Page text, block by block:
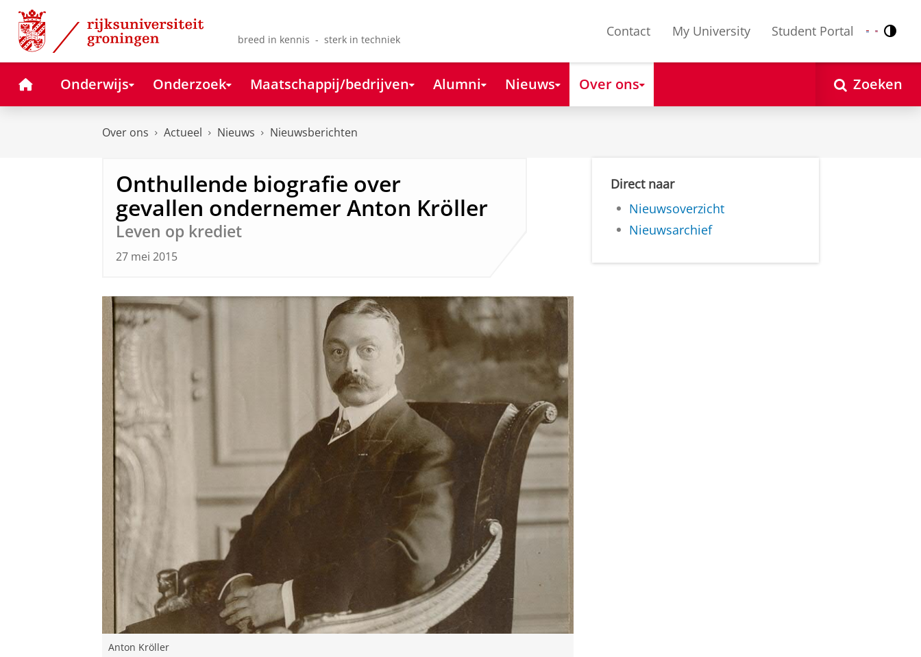
Skip
Content
Skip
Navigation
breed in kennis - sterk in techniek
Contact My University Student Portal Nederlands
English
HomeOnderwijs Onderzoek Maatschappij/bedrijven Alumni Nieuws Over ons Zoeken
Over ons Actueel Nieuws Nieuwsberichten
Onthullende biografie over
gevallen ondernemer Anton Kröller
Leven op krediet
27 mei 2015
Anton Kröller
Direct naar
Nieuwsoverzicht
Nieuwsarchief